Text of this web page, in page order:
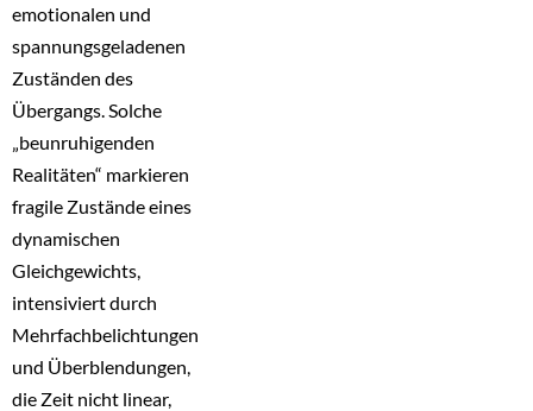
emotionalen und
spannungsgeladenen
Zuständen des
Übergangs. Solche
„beunruhigenden
Realitäten“ markieren
fragile Zustände eines
dynamischen
Gleichgewichts,
intensiviert durch
Mehrfachbelichtungen
und Überblendungen,
die Zeit nicht linear,